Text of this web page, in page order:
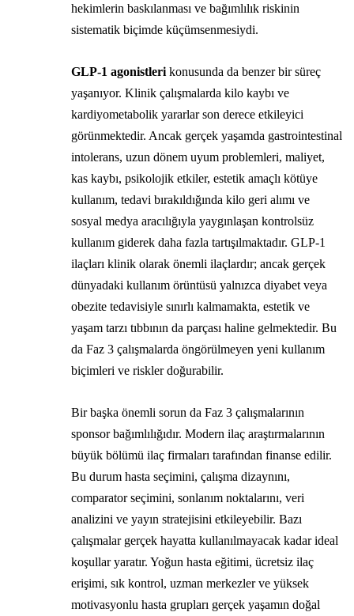
hekimlerin baskılanması ve bağımlılık riskinin
sistematik biçimde küçümsenmesiydi.
GLP-1 agonistleri konusunda da benzer bir süreç
yaşanıyor. Klinik çalışmalarda kilo kaybı ve
kardiyometabolik yararlar son derece etkileyici
görünmektedir. Ancak gerçek yaşamda gastrointestinal
intolerans, uzun dönem uyum problemleri, maliyet,
kas kaybı, psikolojik etkiler, estetik amaçlı kötüye
kullanım, tedavi bırakıldığında kilo geri alımı ve
sosyal medya aracılığıyla yaygınlaşan kontrolsüz
kullanım giderek daha fazla tartışılmaktadır. GLP-1
ilaçları klinik olarak önemli ilaçlardır; ancak gerçek
dünyadaki kullanım örüntüsü yalnızca diyabet veya
obezite tedavisiyle sınırlı kalmamakta, estetik ve
yaşam tarzı tıbbının da parçası haline gelmektedir. Bu
da Faz 3 çalışmalarda öngörülmeyen yeni kullanım
biçimleri ve riskler doğurabilir.
Bir başka önemli sorun da Faz 3 çalışmalarının
sponsor bağımlılığıdır. Modern ilaç araştırmalarının
büyük bölümü ilaç firmaları tarafından finanse edilir.
Bu durum hasta seçimini, çalışma dizaynını,
comparator seçimini, sonlanım noktalarını, veri
analizini ve yayın stratejisini etkileyebilir. Bazı
çalışmalar gerçek hayatta kullanılmayacak kadar ideal
koşullar yaratır. Yoğun hasta eğitimi, ücretsiz ilaç
erişimi, sık kontrol, uzman merkezler ve yüksek
motivasyonlu hasta grupları gerçek yaşamın doğal